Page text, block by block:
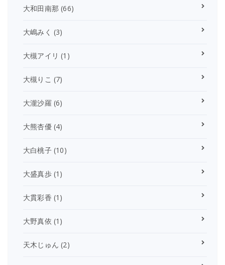
大和田南那 (66)
大嶋みく (3)
大槻アイリ (1)
大槻りこ (7)
大瀧沙羅 (6)
大熊杏優(4)
大白桃子(10)
大盛真歩(1)
大貫彩香 (1)
大野真依 (1)
天木じゅん (2)